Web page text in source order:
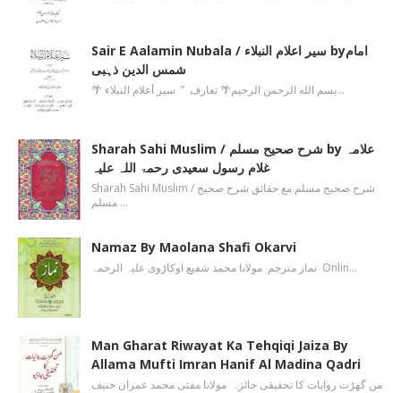
Sair E Aalamin Nubala / سیر اعلام النبلاء byامام
شمس الدین ذہبی
🌴 بسم الله الرحمن الرحیم🌴 تعارف ’’ سیر أعلام النبلاء…
Sharah Sahi Muslim / شرح صحیح مسلم by علامہ
غلام رسول سعیدی رحمۃ اللہ علیہ
Sharah Sahi Muslim / شرح صحیح مسلم مع حقائق شرح صحیح
مسلم …
Namaz By Maolana Shafi Okarvi
نماز مترجم مولانا محمد شفیع اوکاڑوی علیہ الرحمہ Onlin…
Man Gharat Riwayat Ka Tehqiqi Jaiza By
Allama Mufti Imran Hanif Al Madina Qadri
من گھڑت روایات کا تحقیقی جائزہ مولانا مفتی محمد عمران حنیف